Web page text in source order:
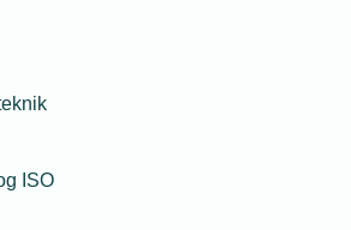
ISO
oplagte teknologiske
undersøgelser dokumenterer,
af teknologiske løsninger kan gavne